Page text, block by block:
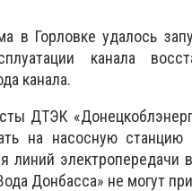
в Горловке удалось
канала
канала.
ДТЭК
на насосную станцию
линий электропередачи
Донбасса» не могут